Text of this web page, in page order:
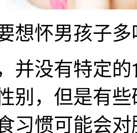
怀男孩子多
没有特定的
别，但是有
习惯可能会